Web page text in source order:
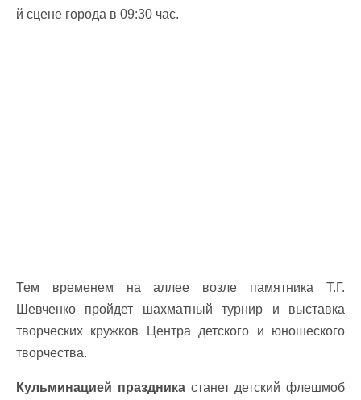
й сцене города в 09:30 час.
Тем временем на аллее возле памятника Т.Г.
Шевченко пройдет шахматный турнир и выставка
творческих кружков Центра детского и юношеского
творчества.
Кульминацией праздникастанет детский флешмоб